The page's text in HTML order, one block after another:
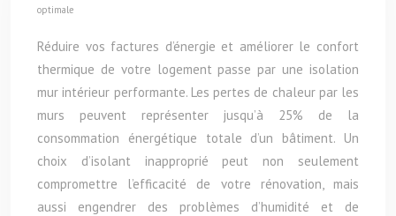
optimale
Réduire vos factures d’énergie et améliorer le confort
thermique de votre logement passe par une isolation
mur intérieur performante. Les pertes de chaleur par les
murs peuvent représenter jusqu’à 25% de la
consommation énergétique totale d’un bâtiment. Un
choix d’isolant inapproprié peut non seulement
compromettre l’efficacité de votre rénovation, mais
aussi engendrer des problèmes d’humidité et de